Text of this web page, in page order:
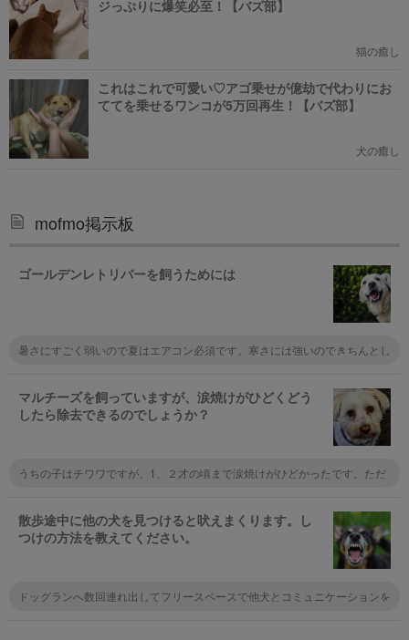
ジっぷりに爆笑必至！【バズ部】
猫の癒し
これはこれで可愛い♡アゴ乗せが億劫で代わりにお
ててを乗せるワンコが5万回再生！【バズ部】
犬の癒し
mofmo掲示板
ゴールデンレトリバーを飼うためには
暑さにすごく弱いので夏はエアコン必須です。寒さには強いのできちんとし
こは覚悟してください。個体にもよりますが育て方を間違わなければ温厚で
飼いやすい犬種です。 逆に言うと我慢強い面もありますので体を常日頃
からよく見てあげないと病気を見逃す慴れありますます。 とくに皮膚病
や、耳の中は要注意です
マルチーズを飼っていますが、涙焼けがひどくどう
したら除去できるのでしょうか？
うちの子はチワワですが、1、２才の頃まで涙焼けがひどかったです。ただ
その後ずっと涙焼けしなくなりました。
散歩途中に他の犬を見つけると吠えまくります。し
つけの方法を教えてください。
ドッグランへ数回連れ出してフリースペースで他犬とコミュニケーションを
んが慣れてくるとその場に居合わす犬達間の上下関係もわかるようになると